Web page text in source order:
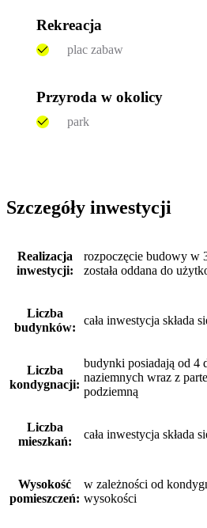
Rekreacja
plac zabaw
Przyroda w okolicy
park
Szczegóły inwestycji
Realizacja
inwestycji:
rozpoczęcie budowy w
została oddana do
Liczba
budynków:
cała inwestycja składa
Liczba
kondygnacji:
budynki posiadają od 4
naziemnych wraz z
podziemną
Liczba
mieszkań:
cała inwestycja składa
Wysokość
pomieszczeń:
w zależności od
wysokości